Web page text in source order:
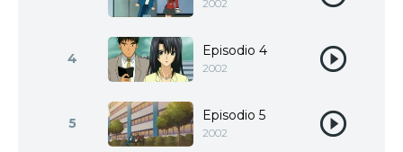
2002
4 Episodio 4
2002
5 Episodio 5
2002